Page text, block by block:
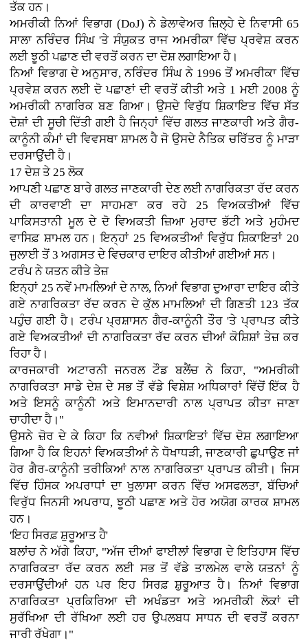
ਤੱਕ ਹਨ।
ਅਮਰੀਕੀ ਨਿਆਂ ਵਿਭਾਗ (DoJ) ਨੇ ਡੇਲਾਵੇਅਰ ਜ਼ਿਲ੍ਹੇ ਦੇ ਨਿਵਾਸੀ 65
ਸਾਲਾ ਨਰਿੰਦਰ ਸਿੰਘ 'ਤੇ ਸੰਯੁਕਤ ਰਾਜ ਅਮਰੀਕਾ ਵਿੱਚ ਪ੍ਰਵੇਸ਼ ਕਰਨ
ਲਈ ਝੂਠੀ ਪਛਾਣ ਦੀ ਵਰਤੋਂ ਕਰਨ ਦਾ ਦੋਸ਼ ਲਗਾਇਆ ਹੈ।
ਨਿਆਂ ਵਿਭਾਗ ਦੇ ਅਨੁਸਾਰ, ਨਰਿੰਦਰ ਸਿੰਘ ਨੇ 1996 ਤੋਂ ਅਮਰੀਕਾ ਵਿੱਚ
ਪ੍ਰਵੇਸ਼ ਕਰਨ ਲਈ ਦੋ ਪਛਾਣਾਂ ਦੀ ਵਰਤੋਂ ਕੀਤੀ ਅਤੇ 1 ਮਈ 2008 ਨੂੰ
ਅਮਰੀਕੀ ਨਾਗਰਿਕ ਬਣ ਗਿਆ। ਉਸਦੇ ਵਿਰੁੱਧ ਸ਼ਿਕਾਇਤ ਵਿੱਚ ਸੱਤ
ਦੋਸ਼ਾਂ ਦੀ ਸੂਚੀ ਦਿੱਤੀ ਗਈ ਹੈ ਜਿਨ੍ਹਾਂ ਵਿੱਚ ਗਲਤ ਜਾਣਕਾਰੀ ਅਤੇ ਗੈਰ-
ਕਾਨੂੰਨੀ ਕੰਮਾਂ ਦੀ ਵਿਵਸਥਾ ਸ਼ਾਮਲ ਹੈ ਜੋ ਉਸਦੇ ਨੈਤਿਕ ਚਰਿੱਤਰ ਨੂੰ ਮਾੜਾ
ਦਰਸਾਉਂਦੀ ਹੈ।
17 ਦੇਸ਼ ਤੇ 25 ਲੋਕ
ਆਪਣੀ ਪਛਾਣ ਬਾਰੇ ਗਲਤ ਜਾਣਕਾਰੀ ਦੇਣ ਲਈ ਨਾਗਰਿਕਤਾ ਰੱਦ ਕਰਨ
ਦੀ ਕਾਰਵਾਈ ਦਾ ਸਾਹਮਣਾ ਕਰ ਰਹੇ 25 ਵਿਅਕਤੀਆਂ ਵਿੱਚ
ਪਾਕਿਸਤਾਨੀ ਮੂਲ ਦੇ ਦੋ ਵਿਅਕਤੀ ਜ਼ਿਆ ਮੁਰਾਦ ਭੱਟੀ ਅਤੇ ਮੁਹੰਮਦ
ਵਾਸਿਫ਼ ਸ਼ਾਮਲ ਹਨ। ਇਨ੍ਹਾਂ 25 ਵਿਅਕਤੀਆਂ ਵਿਰੁੱਧ ਸ਼ਿਕਾਇਤਾਂ 20
ਜੁਲਾਈ ਤੋਂ 3 ਅਗਸਤ ਦੇ ਵਿਚਕਾਰ ਦਾਇਰ ਕੀਤੀਆਂ ਗਈਆਂ ਸਨ।
ਟਰੰਪ ਨੇ ਯਤਨ ਕੀਤੇ ਤੇਜ਼
ਇਨ੍ਹਾਂ 25 ਨਵੇਂ ਮਾਮਲਿਆਂ ਦੇ ਨਾਲ, ਨਿਆਂ ਵਿਭਾਗ ਦੁਆਰਾ ਦਾਇਰ ਕੀਤੇ
ਗਏ ਨਾਗਰਿਕਤਾ ਰੱਦ ਕਰਨ ਦੇ ਕੁੱਲ ਮਾਮਲਿਆਂ ਦੀ ਗਿਣਤੀ 123 ਤੱਕ
ਪਹੁੰਚ ਗਈ ਹੈ। ਟਰੰਪ ਪ੍ਰਸ਼ਾਸਨ ਗੈਰ-ਕਾਨੂੰਨੀ ਤੌਰ 'ਤੇ ਪ੍ਰਾਪਤ ਕੀਤੇ
ਗਏ ਵਿਅਕਤੀਆਂ ਦੀ ਨਾਗਰਿਕਤਾ ਰੱਦ ਕਰਨ ਦੀਆਂ ਕੋਸ਼ਿਸ਼ਾਂ ਤੇਜ਼ ਕਰ
ਰਿਹਾ ਹੈ।
ਕਾਰਜਕਾਰੀ ਅਟਾਰਨੀ ਜਨਰਲ ਟੌਡ ਬਲੈਂਚ ਨੇ ਕਿਹਾ, "ਅਮਰੀਕੀ
ਨਾਗਰਿਕਤਾ ਸਾਡੇ ਦੇਸ਼ ਦੇ ਸਭ ਤੋਂ ਵੱਡੇ ਵਿਸ਼ੇਸ਼ ਅਧਿਕਾਰਾਂ ਵਿੱਚੋਂ ਇੱਕ ਹੈ
ਅਤੇ ਇਸਨੂੰ ਕਾਨੂੰਨੀ ਅਤੇ ਇਮਾਨਦਾਰੀ ਨਾਲ ਪ੍ਰਾਪਤ ਕੀਤਾ ਜਾਣਾ
ਚਾਹੀਦਾ ਹੈ।"
ਉਸਨੇ ਜ਼ੋਰ ਦੇ ਕੇ ਕਿਹਾ ਕਿ ਨਵੀਆਂ ਸ਼ਿਕਾਇਤਾਂ ਵਿੱਚ ਦੋਸ਼ ਲਗਾਇਆ
ਗਿਆ ਹੈ ਕਿ ਇਹਨਾਂ ਵਿਅਕਤੀਆਂ ਨੇ ਧੋਖਾਧੜੀ, ਜਾਣਕਾਰੀ ਛੁਪਾਉਣ ਜਾਂ
ਹੋਰ ਗੈਰ-ਕਾਨੂੰਨੀ ਤਰੀਕਿਆਂ ਨਾਲ ਨਾਗਰਿਕਤਾ ਪ੍ਰਾਪਤ ਕੀਤੀ। ਜਿਸ
ਵਿੱਚ ਹਿੰਸਕ ਅਪਰਾਧਾਂ ਦਾ ਖੁਲਾਸਾ ਕਰਨ ਵਿੱਚ ਅਸਫਲਤਾ, ਬੱਚਿਆਂ
ਵਿਰੁੱਧ ਜਿਨਸੀ ਅਪਰਾਧ, ਝੂਠੀ ਪਛਾਣ ਅਤੇ ਹੋਰ ਅਯੋਗ ਕਾਰਕ ਸ਼ਾਮਲ
ਹਨ।
'ਇਹ ਸਿਰਫ਼ ਸ਼ੁਰੂਆਤ ਹੈ'
ਬਲਾਂਚ ਨੇ ਅੱਗੇ ਕਿਹਾ, "ਅੱਜ ਦੀਆਂ ਫਾਈਲਾਂ ਵਿਭਾਗ ਦੇ ਇਤਿਹਾਸ ਵਿੱਚ
ਨਾਗਰਿਕਤਾ ਰੱਦ ਕਰਨ ਲਈ ਸਭ ਤੋਂ ਵੱਡੇ ਤਾਲਮੇਲ ਵਾਲੇ ਯਤਨਾਂ ਨੂੰ
ਦਰਸਾਉਂਦੀਆਂ ਹਨ ਪਰ ਇਹ ਸਿਰਫ਼ ਸ਼ੁਰੂਆਤ ਹੈ। ਨਿਆਂ ਵਿਭਾਗ
ਨਾਗਰਿਕਤਾ ਪ੍ਰਕਿਰਿਆ ਦੀ ਅਖੰਡਤਾ ਅਤੇ ਅਮਰੀਕੀ ਲੋਕਾਂ ਦੀ
ਸੁਰੱਖਿਆ ਦੀ ਰੱਖਿਆ ਲਈ ਹਰ ਉਪਲਬਧ ਸਾਧਨ ਦੀ ਵਰਤੋਂ ਕਰਨਾ
ਜਾਰੀ ਰੱਖੇਗਾ।"